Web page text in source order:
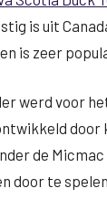
is uit
is zeer
werd voor
door
de Micmac
door te